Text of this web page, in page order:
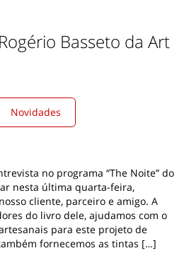
Basseto da Art
Novidades
no programa “The Noite” do
nesta última quarta-feira,
cliente, parceiro e amigo. A
do livro dele, ajudamos com o
para este projeto de
fornecemos as tintas […]